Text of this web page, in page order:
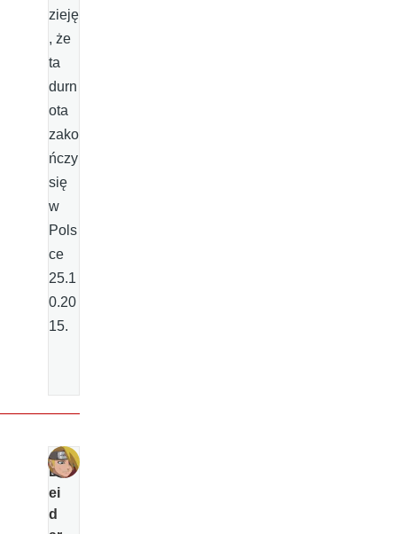
zieję
, że
ta
durn
ota
zako
ńczy
się
w
Pols
ce
25.1
0.20
15.
D
ei
d